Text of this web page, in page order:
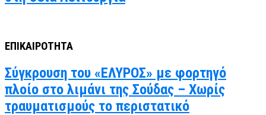
ΕΠΙΚΑΙΡΟΤΗΤΑ
Σύγκρουση του «ΕΛΥΡΟΣ» με φορτηγό
πλοίο στο λιμάνι της Σούδας – Χωρίς
τραυματισμούς το περιστατικό